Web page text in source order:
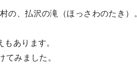
の、払沢の滝（ほっさわのたき）。
あります。
みました。